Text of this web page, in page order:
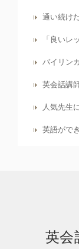
通い続け
「良いレ
バイリン
英会話講
人気先生
英語がで
英会